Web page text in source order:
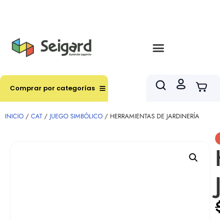
Comprar por categorías
INICIO / CAT / JUEGO SIMBÓLICO / HERRAMIENTAS DE JARDINERÍA